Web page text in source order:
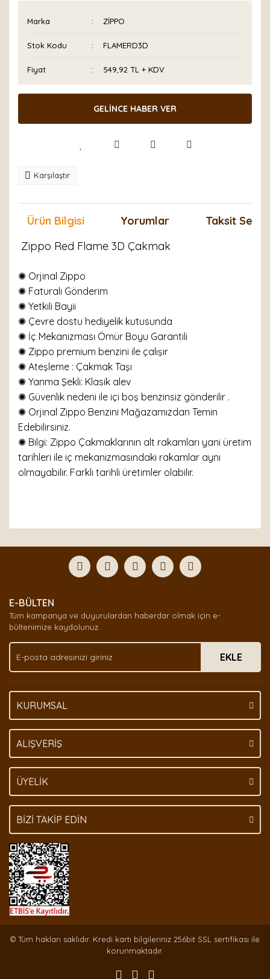
Marka ZİPPO
Stok Kodu FLAMERD3D
Fiyat 549,92 TL + KDV
GELİNCE HABER VER
Karşılaştır
Ürün Bilgisi Yorumlar
Taksit
Zippo Red Flame 3D Çakmak
✺ Orjinal Zippo
✺ Faturalı Gönderim
✺ Yetkili Bayii
✺ Çevre dostu hediyelik kutusunda
✺ İç Mekanizması Ömür Boyu Garantili
✺ Zippo premium benzini ile çalışır
✺ Ateşleme : Çakmak Taşı
✺ Yanma Şekli: Klasik alev
✺ Güvenlik nedeni ile içi boş benzinsiz gönderilir .
✺ Orjinal Zippo Benzini Mağazamızdan Temin
Edebilirsiniz.
✺ Bilgi: Zippo Çakmaklarının alt rakamları yani üretim
tarihleri ile iç mekanizmasındaki rakamlar aynı
olmayabilir. Farklı tarihli üretimler olabilir.
Yorum Yaz
formunu kullanarak tarafımıza iletebilirsiniz.
Görüş ve önerileriniz için teşekkür ederiz.
Ürün açıklamasında eksik bilgiler bulunuyor.
Ürün bilgilerinde hatalar bulunuyor.
Ürün fiyatı diğer sitelerden daha pahalı.
Bu ürüne benzer farklı alternatifler olmalı.
E-BÜLTEN
Tüm kampanya ve duyurulardan haberdar olmak için e-
bültenimize kaydolunuz.
EKLE
KURUMSAL
ALIŞVERİŞ
ÜYELİK
BİZİ TAKİP EDİN
© Tüm hakları saklıdır. Kredi kartı bilgileriniz 256bit SSL sertifikası ile
korunmaktadır.